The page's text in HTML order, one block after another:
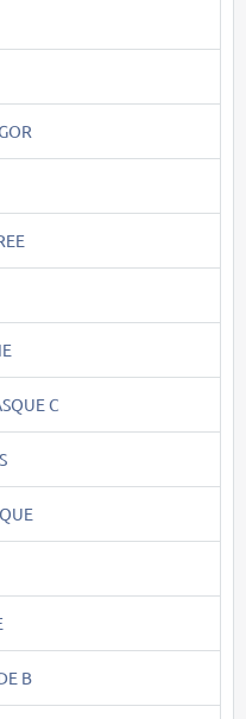
C
B